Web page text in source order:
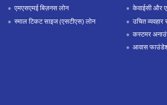
एमएसएमई बिज़नस लोन
स्माल टिकट साइज (एसटीएस) लोन
केवाईसी और
उचित व्यवहार
कस्टमर
आवास